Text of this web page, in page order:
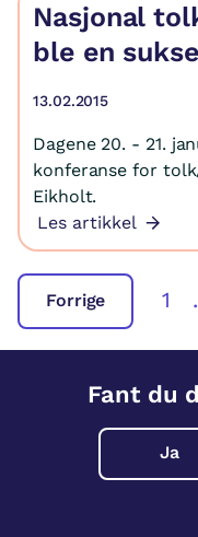
Nasjonal
ble en
13.02.2015
Dagene 20. - 21.
konferanse for
Eikholt.
Les artikkel
Forrige 1
Fant du
Ja